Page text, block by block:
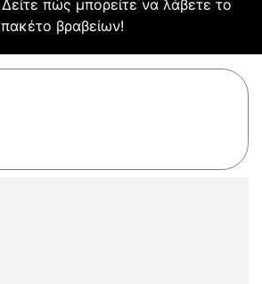
Δείτε πώς μπορείτε να λάβετε το
πακέτο βραβείων!